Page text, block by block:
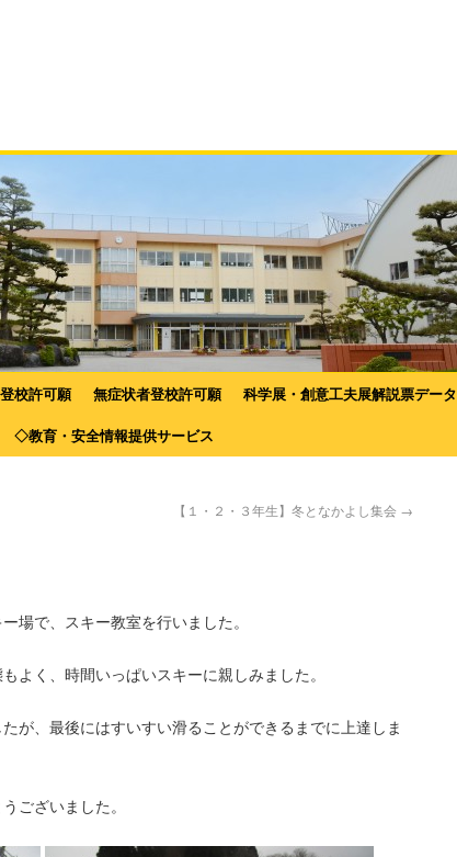
校許可願 無症状者登校許可願 科学展・創意工夫展解説票データ
◇教育・安全情報提供サービス
【１・２・３年生】冬となかよし集会 →
場で、スキー教室を行いました。
よく、時間いっぱいスキーに親しみました。
が、最後にはすいすい滑ることができるまでに上達しま
ございました。